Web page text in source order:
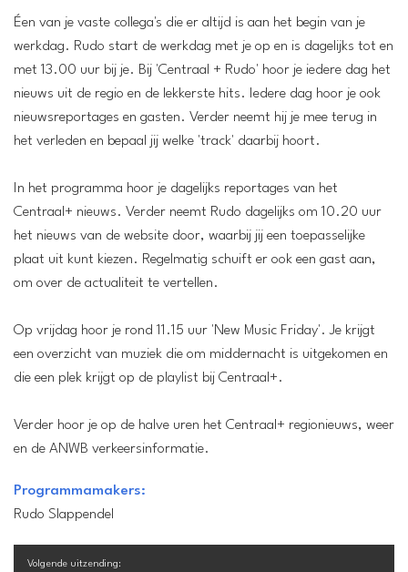
Éen van je vaste collega's die er altijd is aan het begin van je
werkdag. Rudo start de werkdag met je op en is dagelijks tot en
met 13.00 uur bij je. Bij 'Centraal + Rudo' hoor je iedere dag het
nieuws uit de regio en de lekkerste hits. Iedere dag hoor je ook
nieuwsreportages en gasten. Verder neemt hij je mee terug in
het verleden en bepaal jij welke 'track' daarbij hoort.
In het programma hoor je dagelijks reportages van het
Centraal+ nieuws. Verder neemt Rudo dagelijks om 10.20 uur
het nieuws van de website door, waarbij jij een toepasselijke
plaat uit kunt kiezen. Regelmatig schuift er ook een gast aan,
om over de actualiteit te vertellen.
Op vrijdag hoor je rond 11.15 uur 'New Music Friday'. Je krijgt
een overzicht van muziek die om middernacht is uitgekomen en
die een plek krijgt op de playlist bij Centraal+.
Verder hoor je op de halve uren het Centraal+ regionieuws, weer
en de ANWB verkeersinformatie.
Programmamakers:
Rudo Slappendel
Volgende uitzending: